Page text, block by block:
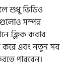
শুধু ভিডিও
সম্পন্ন
ক্লিক করার
করে এবং নতুন সব
পারবেন।